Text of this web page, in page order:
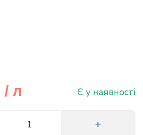
/ л Є у наявності